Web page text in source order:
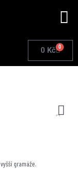
0 Kč 0Cart
vyšší gramáže.